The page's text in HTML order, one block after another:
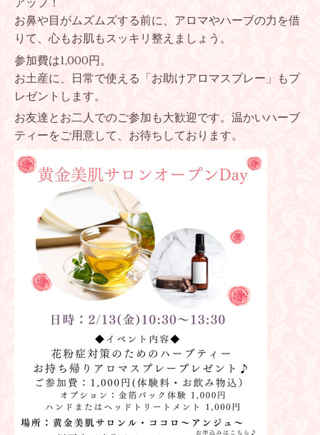
アップ！
お鼻や目がムズムズする前に、アロマやハーブの力を借
りて、心もお肌もスッキリ整えましょう。
参加費は1,000円。
お土産に、日常で使える「お助けアロマスプレー」もプ
レゼントします。
お友達とお二人でのご参加も大歓迎です。温かいハーブ
ティーをご用意して、お待ちしております。